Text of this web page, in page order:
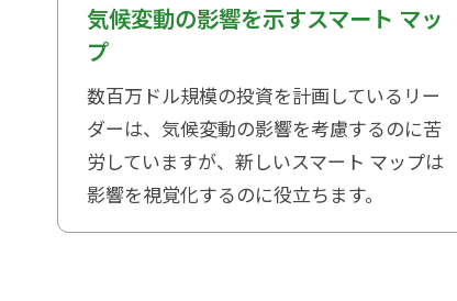
気候変動の影響を示すスマート マッ
プ
数百万ドル規模の投資を計画しているリー
ダーは、気候変動の影響を考慮するのに苦
労していますが、新しいスマート マップは
影響を視覚化するのに役立ちます。